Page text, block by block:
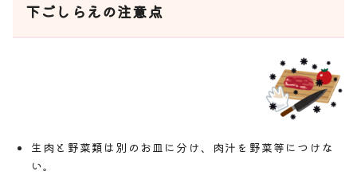
下ごしらえの注意点
生肉と野菜類は別のお皿に分け、肉汁を野菜等につけな
い。